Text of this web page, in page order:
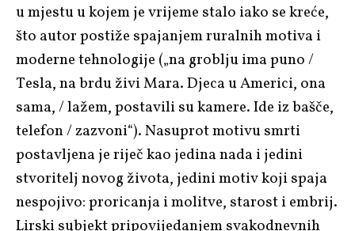
u mjestu u kojem je vrijeme stalo iako se kreće,
što autor postiže spajanjem ruralnih motiva i
moderne tehnologije („na groblju ima puno /
Tesla, na brdu živi Mara. Djeca u Americi, ona
sama, / lažem, postavili su kamere. Ide iz bašče,
telefon / zazvoni“). Nasuprot motivu smrti
postavljena je riječ kao jedina nada i jedini
stvoritelj novog života, jedini motiv koji spaja
nespojivo: proricanja i molitve, starost i embrij.
Lirski subjekt pripovijedanjem svakodnevnih